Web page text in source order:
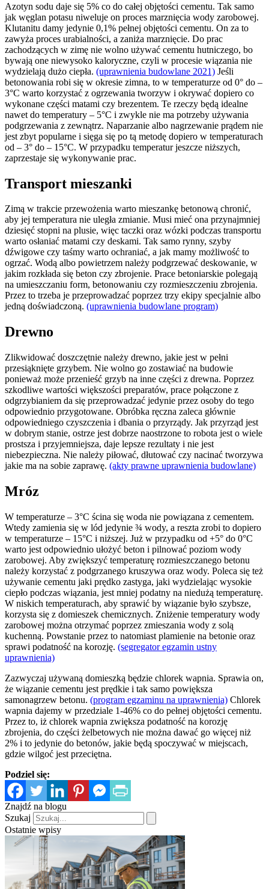
Azotyn sodu daje się 5% co do całej objętości cementu. Tak samo
jak węglan potasu niweluje on proces marznięcia wody zarobowej.
Klutanitu damy jedynie 0,1% pełnej objętości cementu. On za to
zawyża proces urabialności, a zaniża marznięcie. Do prac
zachodzących w zimę nie wolno używać cementu hutniczego, bo
bywają one niewysoko kaloryczne, czyli w procesie wiązania nie
wydzielają dużo ciepła. (uprawnienia budowlane 2021) Jeśli
betonowania robi się w okresie zimna, to w temperaturze od 0° do –
3°C warto korzystać z ogrzewania tworzyw i okrywać dopiero co
wykonane części matami czy brezentem. Te rzeczy będą idealne
nawet do temperatury – 5°C i zwykle nie ma potrzeby używania
podgrzewania z zewnątrz. Naparzanie albo nagrzewanie prądem nie
jest zbyt popularne i sięga się po tą metodę dopiero w temperaturach
od – 3° do – 15°C. W przypadku temperatur jeszcze niższych,
zaprzestaje się wykonywanie prac.
Transport mieszanki
Zimą w trakcie przewożenia warto mieszankę betonową chronić,
aby jej temperatura nie uległa zmianie. Musi mieć ona przynajmniej
dziesięć stopni na plusie, więc taczki oraz wózki podczas transportu
warto osłaniać matami czy deskami. Tak samo rynny, szyby
dźwigowe czy taśmy warto ochraniać, a jak mamy możliwość to
ogrzać. Wodą albo powietrzem należy podgrzewać deskowanie, w
jakim rozkłada się beton czy zbrojenie. Prace betoniarskie polegają
na umieszczaniu form, betonowaniu czy rozmieszczeniu zbrojenia.
Przez to trzeba je przeprowadzać poprzez trzy ekipy specjalnie albo
jedną doświadczoną. (uprawnienia budowlane program)
Drewno
Zlikwidować doszczętnie należy drewno, jakie jest w pełni
przesiąknięte grzybem. Nie wolno go zostawiać na budowie
ponieważ może przenieść grzyb na inne części z drewna. Poprzez
szkodliwe wartości większości preparatów, prace połączone z
odgrzybianiem da się przeprowadzać jedynie przez osoby do tego
odpowiednio przygotowane. Obróbka ręczna zaleca głównie
odpowiedniego czyszczenia i dbania o przyrządy. Jak przyrząd jest
w dobrym stanie, ostrze jest dobrze naostrzone to robota jest o wiele
prostsza i przyjemniejsza, daje lepsze rezultaty i nie jest
niebezpieczna. Nie należy piłować, dłutować czy nacinać tworzywa
jakie ma na sobie zaprawę. (akty prawne uprawnienia budowlane)
Mróz
W temperaturze – 3°C ścina się woda nie powiązana z cementem.
Wtedy zamienia się w lód jedynie ¾ wody, a reszta zrobi to dopiero
w temperaturze – 15°C i niższej. Już w przypadku od +5° do 0°C
warto jest odpowiednio ułożyć beton i pilnować poziom wody
zarobowej. Aby zwiększyć temperaturę rozmieszczanego betonu
należy korzystać z podgrzanego kruszywa oraz wody. Poleca się też
używanie cementu jaki prędko zastyga, jaki wydzielając wysokie
ciepło podczas wiązania, jest mniej podatny na niedużą temperaturę.
W niskich temperaturach, aby sprawić by wiązanie było szybsze,
korzysta się z domieszek chemicznych. Zniżenie temperatury wody
zarobowej można otrzymać poprzez zmieszania wody z solą
kuchenną. Powstanie przez to natomiast plamienie na betonie oraz
sprawi podatność na korozję. (segregator egzamin ustny
uprawnienia)
Zazwyczaj używaną domieszką będzie chlorek wapnia. Sprawia on,
że wiązanie cementu jest prędkie i tak samo powiększa
samonagrzew betonu. (program egzaminu na uprawnienia) Chlorek
wapnia dajemy w przedziale 1-46% co do pełnej objętości cementu.
Przez to, iż chlorek wapnia zwiększa podatność na korozję
zbrojenia, do części żelbetowych nie można dawać go więcej niż
2% i to jedynie do betonów, jakie będą spoczywać w miejscach,
gdzie wilgoć jest przeciętna.
Podziel się:
Znajdź na blogu
Szukaj
Ostatnie wpisy